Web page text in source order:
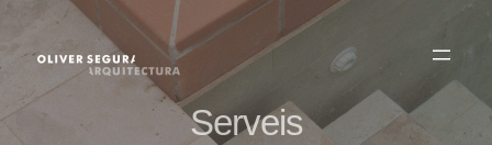
contingut
Serveis